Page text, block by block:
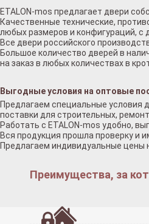
ETALON-mos предлагает двери
Качественные технические,
любых размеров и конфигураций, с
Все двери российского
Большое количество дверей в
на заказ в любых количествах в
Выгодные условия на оптовые
Предлагаем специальные условия
поставки для строительных,
Работать с ETALON-mos удобно,
Вся продукция прошла проверку и
Предлагаем индивидуальные цены
Преимущества, за